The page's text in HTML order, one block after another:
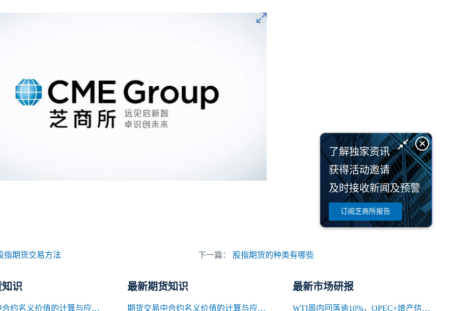
指期货交易方法 下一篇： 股指期货的种类有哪些
识
期货交易中合约名义价值的计算与应用解析
最新期货知识
期货交易中合约名义价值的计算与应用解析
最新市场研报
WTI周内回落逾10%，OPEC+增产信号背后的多空暗涌
了解独家资讯
获得活动邀请
及时接收新闻及预警
订阅芝商所报告